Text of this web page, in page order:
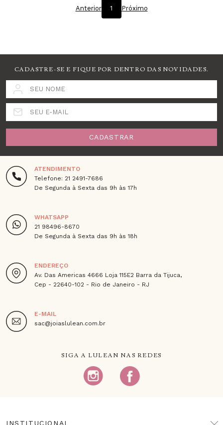
Anterior 1 Próximo
CADASTRE-SE E FIQUE POR DENTRO DAS NOVIDADES.
SEU NOME
SEU E-MAIL
CADASTRAR
ATENDIMENTO
Telefone: 21 2491-7686
De Segunda à Sexta das 9h às 17h
WHATSAPP
21 98496-8670
De Segunda à Sexta das 9h às 18h
ENDEREÇO
Av. Das Americas 4666 Loja 115E2 Barra da Tijuca,
Cep - 22640-102 - Rio de Janeiro - RJ
E-MAIL
sac@joiaslulean.com.br
SIGA A LULEAN NAS REDES
INSTITUCIONAL